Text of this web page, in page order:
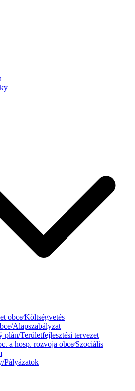
obce⁄Költségvetés
Alapszabályzat
plán/Területfejlesztési tervezet
a hosp. rozvoja obce⁄Szociális
Pályázatok